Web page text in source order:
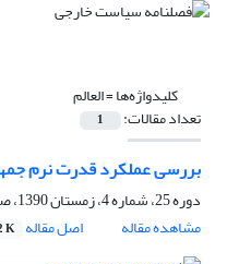
کلیدواژه‌ها =العالم
تعداد مقالات: 1
بررسی عملکرد قدرت نرم
دوره 25، شماره 4، زمستان 1390، صفحه
مشاهده مقاله
اصل مقاله K